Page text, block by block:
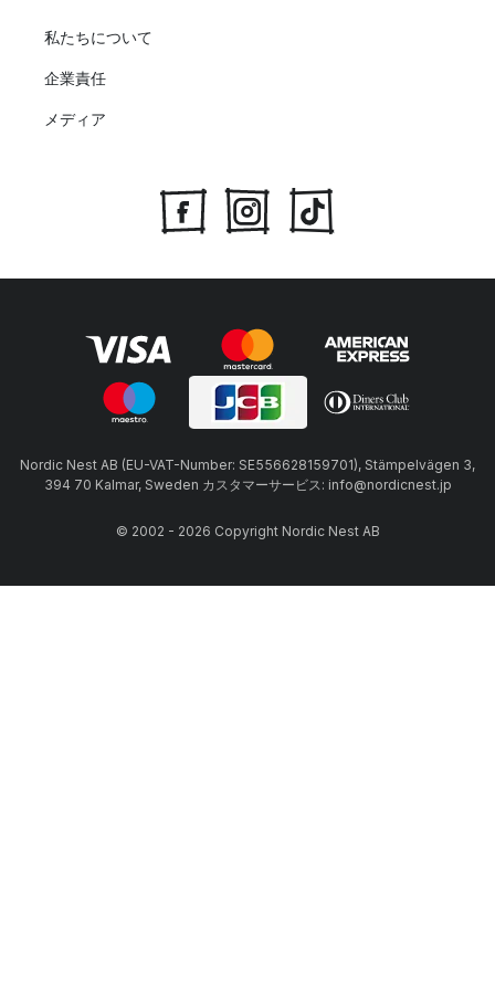
私たちについて
企業責任
メディア
Nordic Nest AB (EU-VAT-Number: SE556628159701), Stämpelvägen 3,
394 70 Kalmar, Sweden カスタマーサービス: info@nordicnest.jp
© 2002 - 2026 Copyright Nordic Nest AB